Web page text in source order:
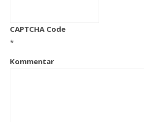
CAPTCHA Code
*
Kommentar